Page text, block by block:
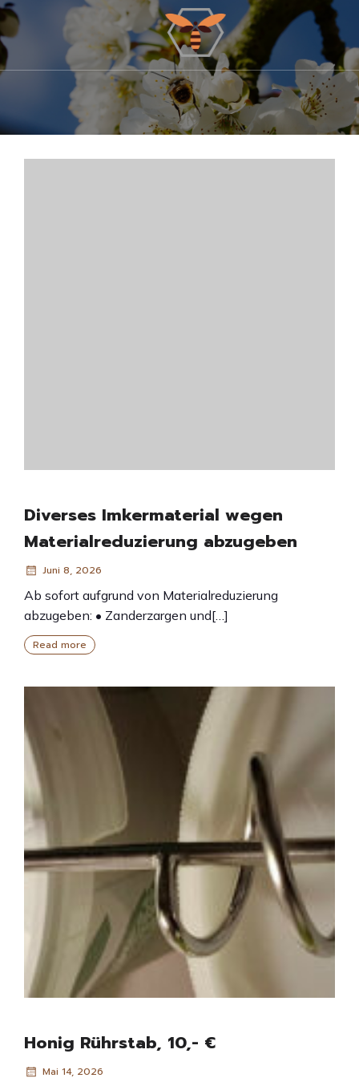
Diverses Imkermaterial wegen
Materialreduzierung abzugeben
Juni 8, 2026
Ab sofort aufgrund von Materialreduzierung
abzugeben: • Zanderzargen und[…]
Read more
Honig Rührstab, 10,- €
Mai 14, 2026